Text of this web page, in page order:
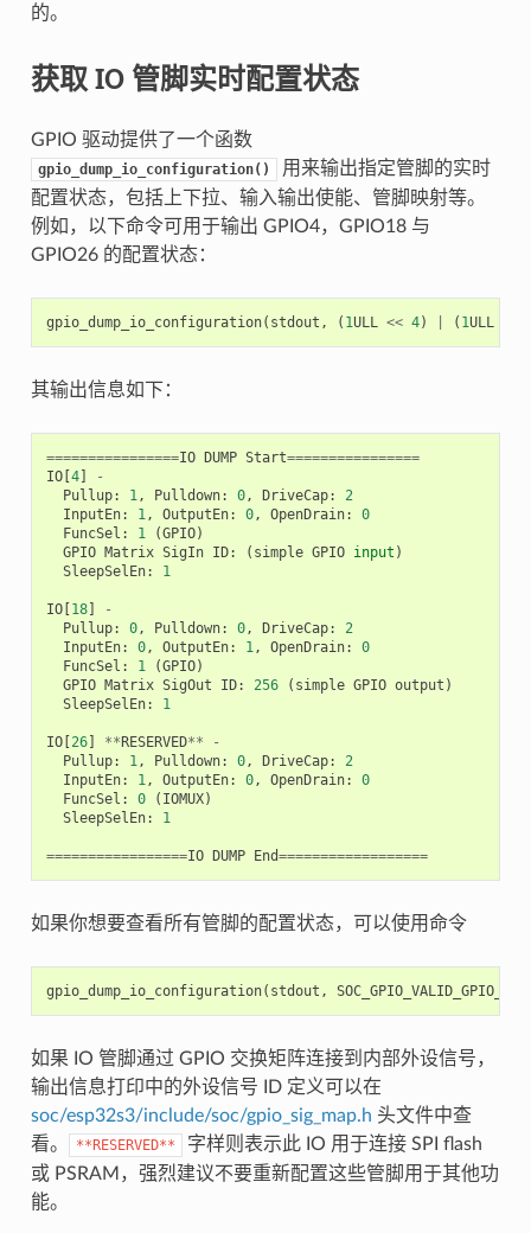
的。
获取 IO 管脚实时配置状态
GPIO 驱动提供了一个函数
gpio_dump_io_configuration()
用来输出指定管脚的实时
配置状态，包括上下拉、输入输出使能、管脚映射等。
例如，以下命令可用于输出 GPIO4，GPIO18 与
GPIO26 的配置状态：
gpio_dump_io_configuration( stdout , ( 1ULL << 4) ( 1ULL
其输出信息如下：
================IO DUMP Start================
IO[4]
-
Pullup: 1, Pulldown: 0, DriveCap:
2
InputEn: 1, OutputEn: 0, OpenDrain:
0
FuncSel : 1 (GPIO)
GPIO Matrix SigIn ID: ( simple GPIO input )
SleepSelEn: 1
IO[18]
-
Pullup: 0, Pulldown: 0, DriveCap:
2
InputEn: 0, OutputEn: 1, OpenDrain:
0
FuncSel : 1 (GPIO)
GPIO Matrix SigOut ID: 256 ( simple GPIO output )
SleepSelEn: 1
IO[26] **RESERVED**
-
Pullup: 1, Pulldown: 0, DriveCap:
2
InputEn: 1, OutputEn: 0, OpenDrain:
0
FuncSel : 0 ( IOMUX)
SleepSelEn: 1
=================IO DUMP End==================
如果你想要查看所有管脚的配置状态，可以使用命令
gpio_dump_io_configuration( stdout ,
如果 IO 管脚通过 GPIO 交换矩阵连接到内部外设信号，
输出信息打印中的外设信号 ID 定义可以在
soc/esp32s3/include/soc/gpio_sig_map.h 头文件中查
看。
**RESERVED**
字样则表示此 IO 用于连接 SPI flash
或 PSRAM，强烈建议不要重新配置这些管脚用于其他功
能。